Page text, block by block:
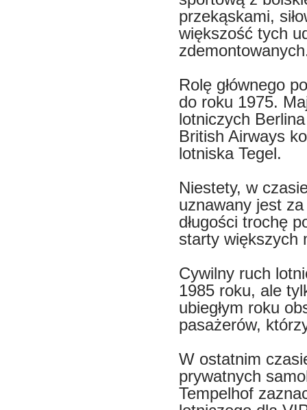
przekąskami,
większość tych
Rolę głównego
do roku 1975.
lotniczych
British Airways
lotniska Tegel.
Niestety, w
uznawany jest
długości trochę
starty większych
Cywilny ruch
1985 roku, ale
ubiegłym roku
pasażerów,
W ostatnim
prywatnych
Tempelhof